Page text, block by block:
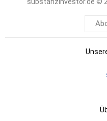
substanzinvestor.de ©